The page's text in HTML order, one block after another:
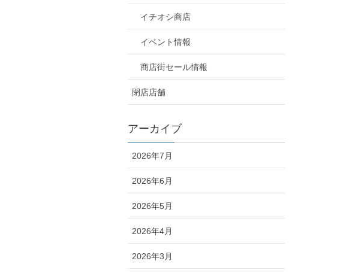
イチオシ商店
イベント情報
商店街セール情報
閉店店舗
アーカイブ
2026年7月
2026年6月
2026年5月
2026年4月
2026年3月